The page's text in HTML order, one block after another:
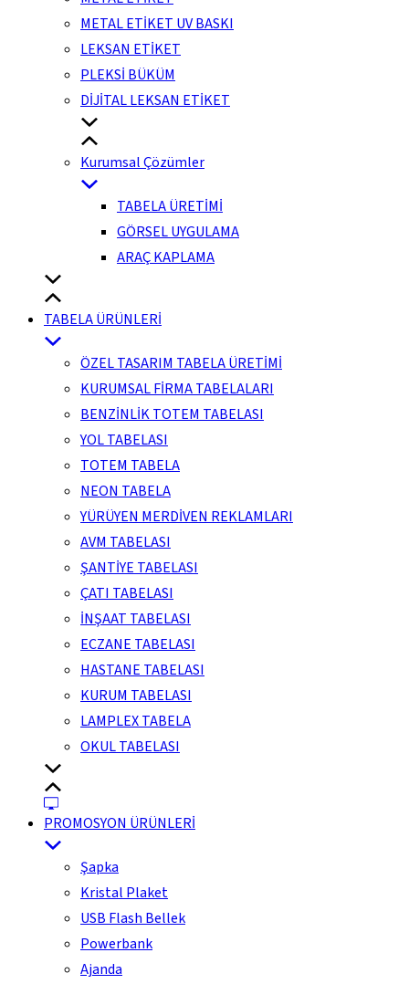
METAL ETİKET UV BASKI
LEKSAN ETİKET
PLEKSİ BÜKÜM
DİJİTAL LEKSAN ETİKET
Kurumsal Çözümler
TABELA ÜRETİMİ
GÖRSEL UYGULAMA
ARAÇ KAPLAMA
TABELA ÜRÜNLERİ
ÖZEL TASARIM TABELA ÜRETİMİ
KURUMSAL FİRMA TABELALARI
BENZİNLİK TOTEM TABELASI
YOL TABELASI
TOTEM TABELA
NEON TABELA
YÜRÜYEN MERDİVEN REKLAMLARI
AVM TABELASI
ŞANTİYE TABELASI
ÇATI TABELASI
İNŞAAT TABELASI
ECZANE TABELASI
HASTANE TABELASI
KURUM TABELASI
LAMPLEX TABELA
OKUL TABELASI
PROMOSYON ÜRÜNLERİ
Şapka
Kristal Plaket
USB Flash Bellek
Powerbank
Ajanda